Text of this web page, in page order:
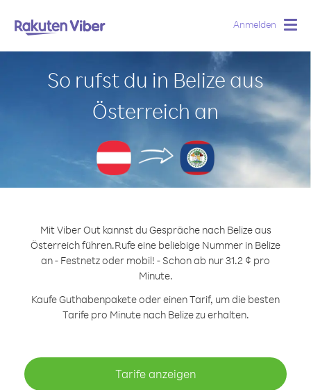
Anmelden
So rufst du in Belize aus
Österreich an
Mit Viber Out kannst du Gespräche nach Belize aus
Österreich führen.Rufe eine beliebige Nummer in Belize
an - Festnetz oder mobil! - Schon ab nur 31.2 ¢ pro
Minute.
Kaufe Guthabenpakete oder einen Tarif, um die besten
Tarife pro Minute nach Belize zu erhalten.
Tarife anzeigen